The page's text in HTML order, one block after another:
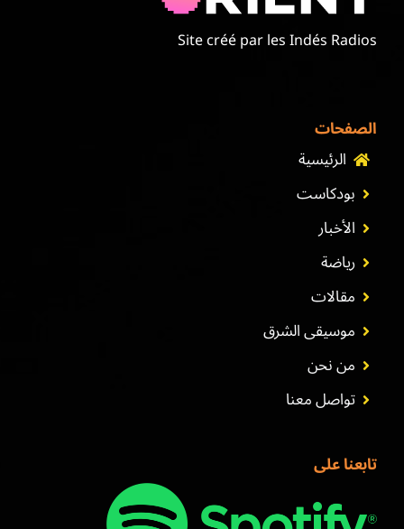
Site créé par les Indés Radios
الصفحات
الرئيسية
بودكاست
الأخبار
رياضة
مقالات
موسيقى الشرق
من نحن
تواصل معنا
تابعنا على